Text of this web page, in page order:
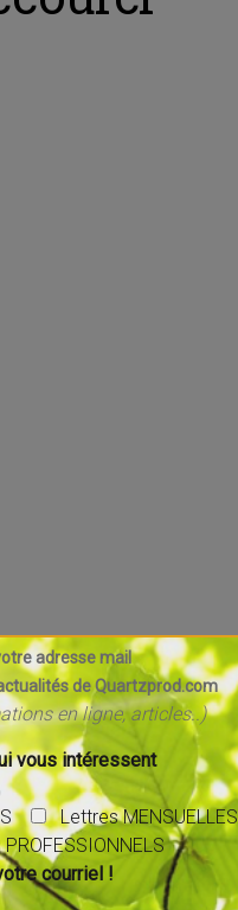
adresse mail
de Quartzprod.com
en ligne, articles..)
vous intéressent
Lettres MENSUELLES
courriel !